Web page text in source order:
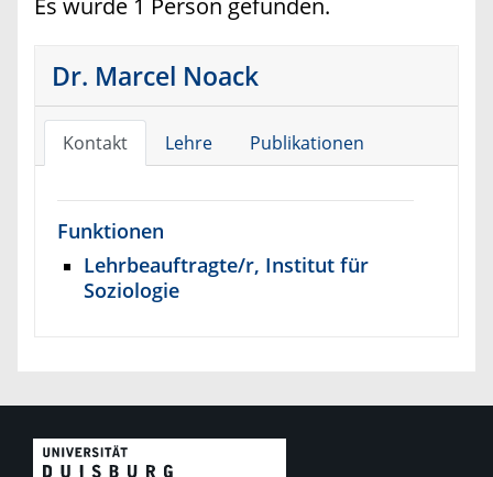
Es wurde 1 Person gefunden.
Dr. Marcel Noack
Kontakt Lehre Publikationen
Funktionen
Lehrbeauftragte/r, Institut für
Soziologie